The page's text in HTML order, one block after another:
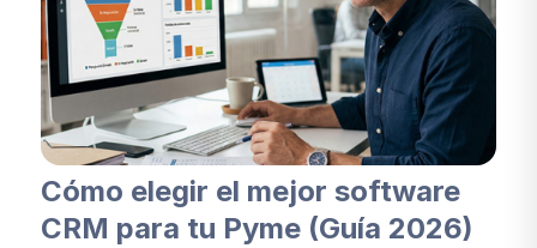
Cómo elegir el mejor software
CRM para tu Pyme (Guía 2026)